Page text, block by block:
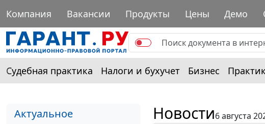
Компания Вакансии Продукты Цены Демо
Судебная практика Налоги и бухучет Бизнес
Актуальное Новости6 августа